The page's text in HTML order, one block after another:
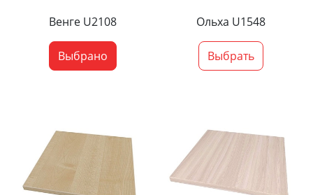
Венге U2108
Выбрано
Ольха U1548
Выбрать